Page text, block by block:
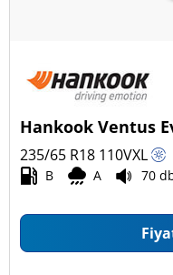
Hankook Ventus
235/65 R18 110VXL
B A 70